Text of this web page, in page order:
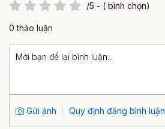
/5 - ( bình chọn)
0 thảo luận
Gửi ảnh Quy định đăng bình luận